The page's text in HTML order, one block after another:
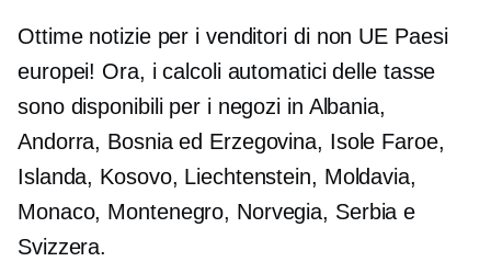
Ottime notizie per i venditori di non UE Paesi
europei! Ora, i calcoli automatici delle tasse
sono disponibili per i negozi in Albania,
Andorra, Bosnia ed Erzegovina, Isole Faroe,
Islanda, Kosovo, Liechtenstein, Moldavia,
Monaco, Montenegro, Norvegia, Serbia e
Svizzera.